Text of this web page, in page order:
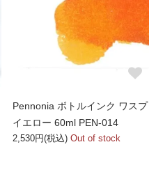
Pennonia ボトルインク ワスプ
イエロー 60ml PEN-014
2,530円(税込) Out of stock